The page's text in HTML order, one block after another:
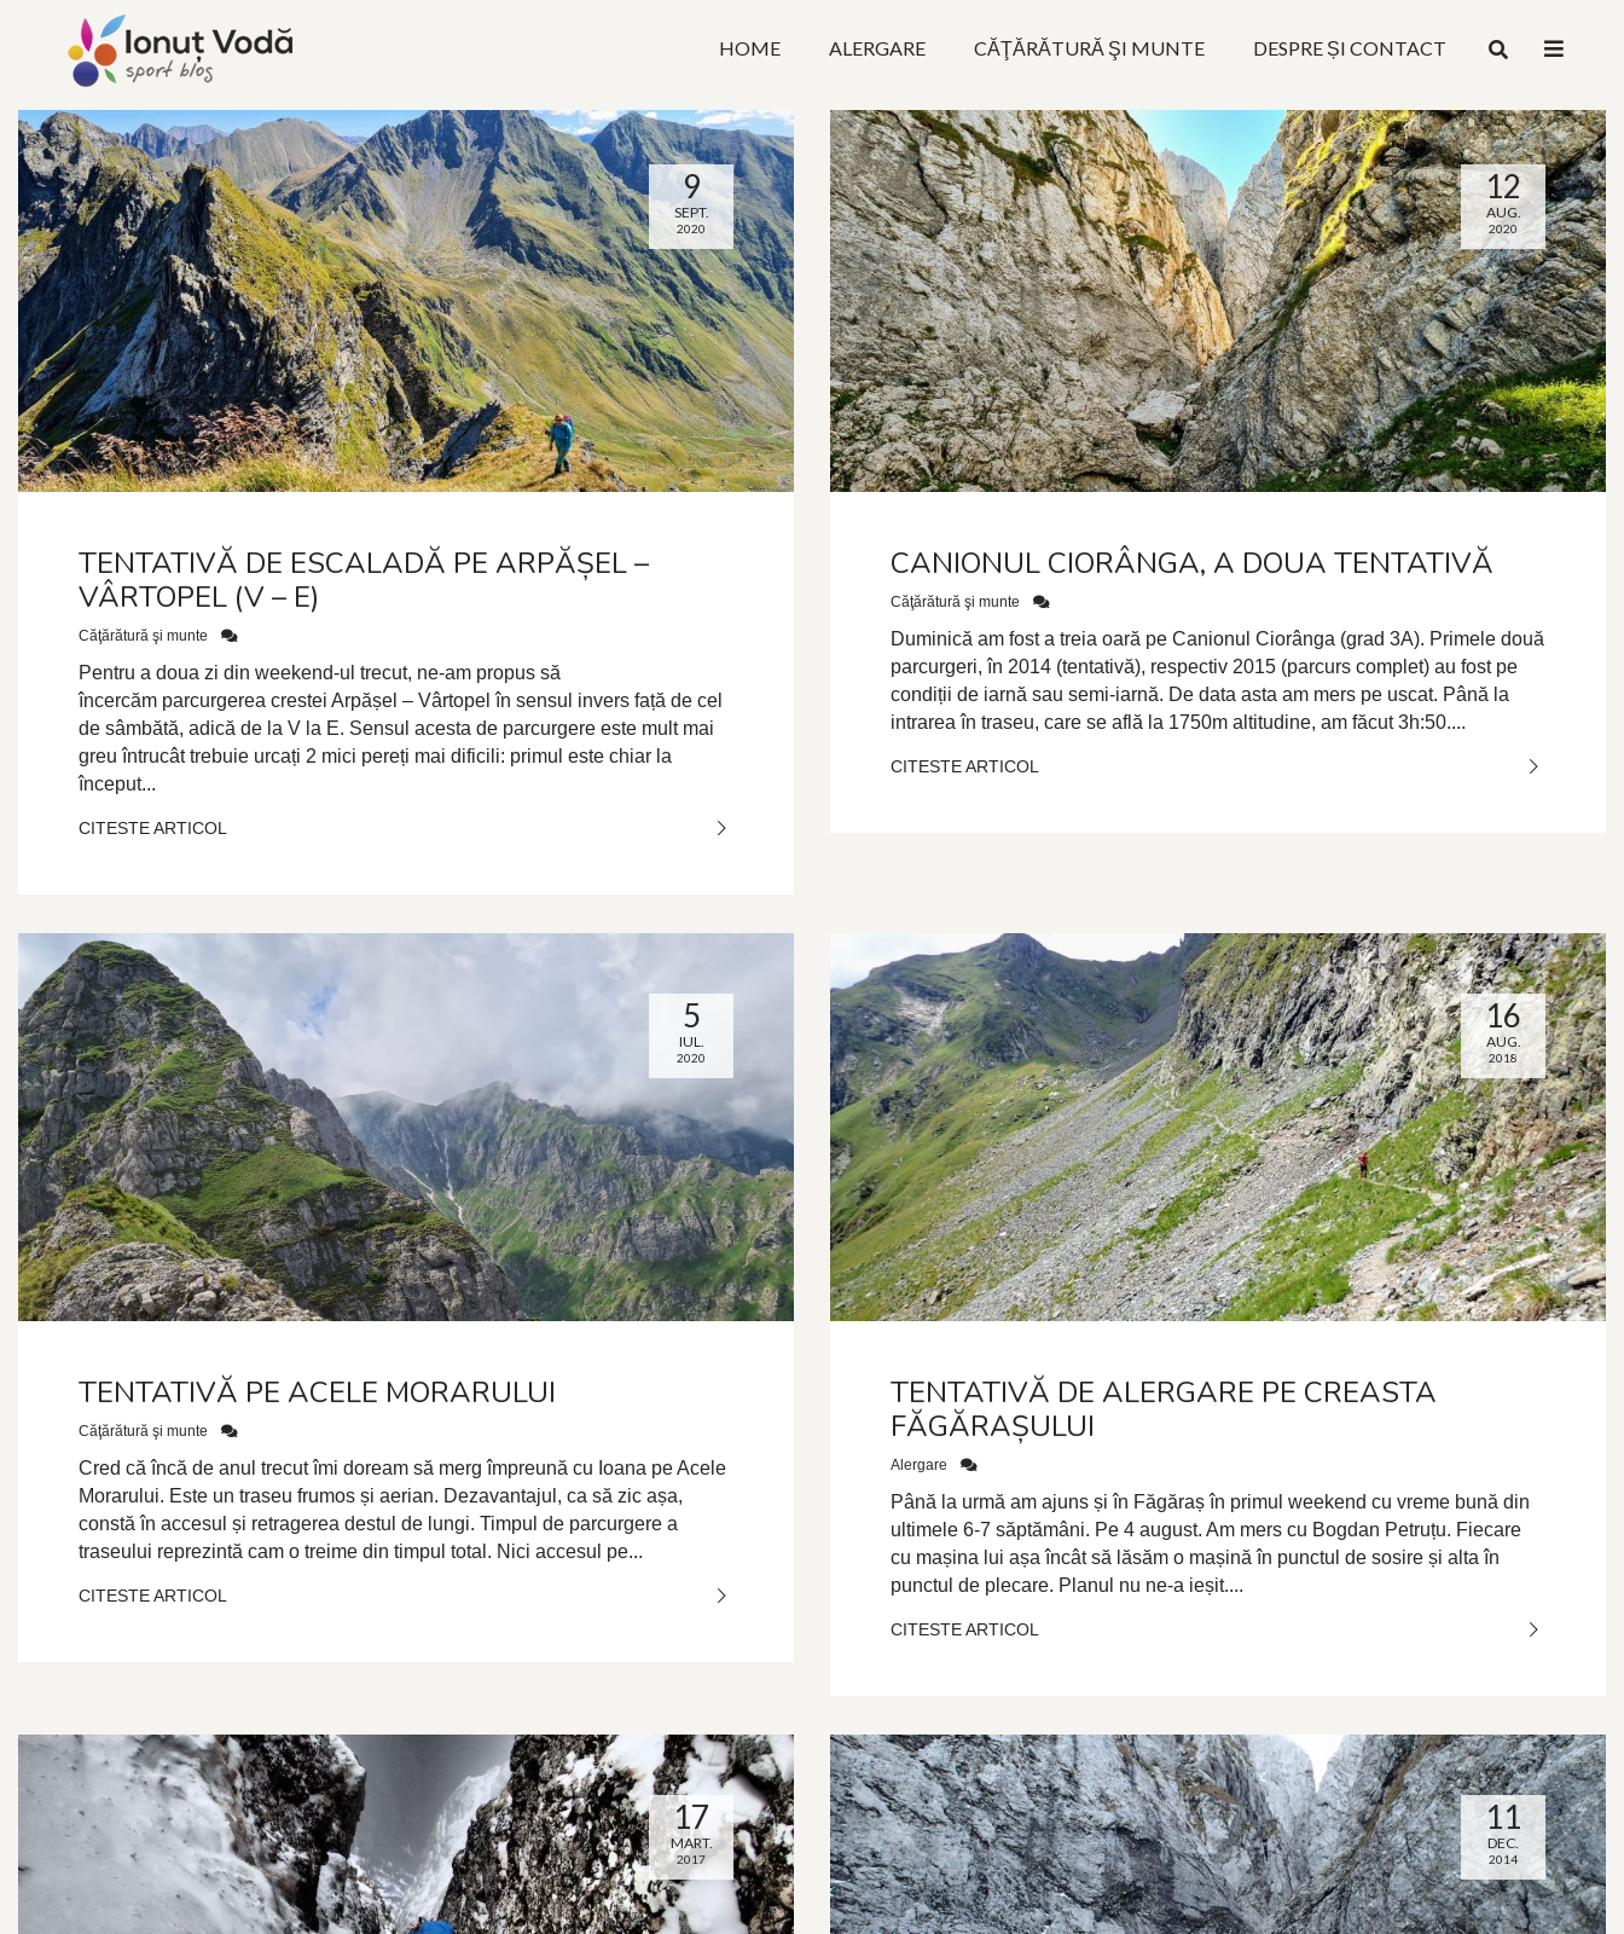
HOME ALERGARE CĂŢĂRĂTURĂ ŞI MUNTE DESPRE ȘI CONTACT
9
SEPT.
2020
TENTATIVĂ DE ESCALADĂ PE ARPĂȘEL –
VÂRTOPEL (V – E)
Căţărătură şi munte
Pentru a doua zi din weekend-ul trecut, ne-am propus să
încercăm parcurgerea crestei Arpășel – Vârtopel în sensul invers față de cel
de sâmbătă, adică de la V la E. Sensul acesta de parcurgere este mult mai
greu întrucât trebuie urcați 2 mici pereți mai dificili: primul este chiar la
început...
CITESTE ARTICOL
12
AUG.
2020
CANIONUL CIORÂNGA, A DOUA TENTATIVĂ
Căţărătură şi munte
Duminică am fost a treia oară pe Canionul Ciorânga (grad 3A). Primele două
parcurgeri, în 2014 (tentativă), respectiv 2015 (parcurs complet) au fost pe
condiții de iarnă sau semi-iarnă. De data asta am mers pe uscat. Până la
intrarea în traseu, care se află la 1750m altitudine, am făcut 3h:50....
CITESTE ARTICOL
5
IUL.
2020
TENTATIVĂ PE ACELE MORARULUI
Căţărătură şi munte
Cred că încă de anul trecut îmi doream să merg împreună cu Ioana pe Acele
Morarului. Este un traseu frumos și aerian. Dezavantajul, ca să zic așa,
constă în accesul și retragerea destul de lungi. Timpul de parcurgere a
traseului reprezintă cam o treime din timpul total. Nici accesul pe...
CITESTE ARTICOL
16
AUG.
2018
TENTATIVĂ DE ALERGARE PE CREASTA
FĂGĂRAȘULUI
Alergare
Până la urmă am ajuns și în Făgăraș în primul weekend cu vreme bună din
ultimele 6-7 săptămâni. Pe 4 august. Am mers cu Bogdan Petruțu. Fiecare
cu mașina lui așa încât să lăsăm o mașină în punctul de sosire și alta în
punctul de plecare. Planul nu ne-a ieșit....
CITESTE ARTICOL
17
MART.
2017
11
DEC.
2014